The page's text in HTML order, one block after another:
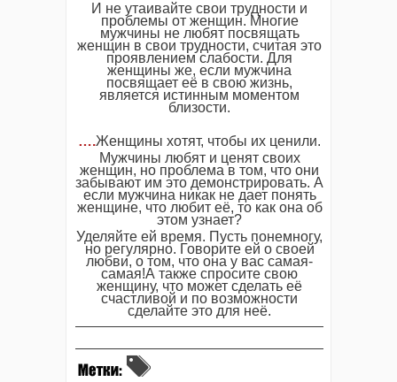
И не утаивайте свои трудности и
проблемы от женщин. Многие
мужчины не любят посвящать
женщин в свои трудности, считая это
проявлением слабости. Для
женщины же, если мужчина
посвящает её в свою жизнь,
является истинным моментом
близости.
….Женщины хотят, чтобы их ценили.
Мужчины любят и ценят своих
женщин, но проблема в том, что они
забывают им это демонстрировать. А
если мужчина никак не дает понять
женщине, что любит её, то как она об
этом узнает?
Уделяйте ей время. Пусть понемногу,
но регулярно. Говорите ей о своей
любви, о том, что она у вас самая-
самая!А также спросите свою
женщину, что может сделать её
счастливой и по возможности
сделайте это для неё.